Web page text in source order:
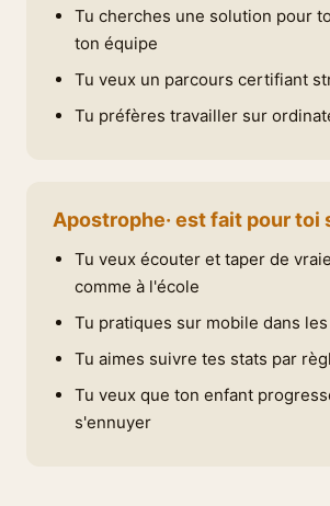
Tu cherches une solution pour
ton équipe
Tu veux un parcours certifiant
Tu préfères travailler sur
Apostrophe· est fait pour toi
Tu veux écouter et taper de
comme à l'école
Tu pratiques sur mobile dans
Tu aimes suivre tes stats par
Tu veux que ton enfant
s'ennuyer